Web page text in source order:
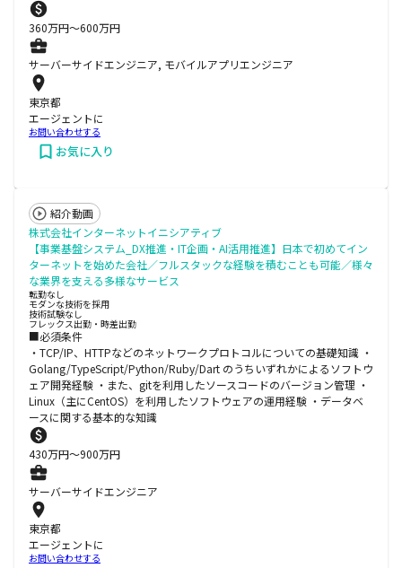
360万円〜600万円
サーバーサイドエンジニア, モバイルアプリエンジニア
東京都
エージェントに
お問い合わせする
お気に入り
紹介動画
株式会社インターネットイニシアティブ
【事業基盤システム_DX推進・IT企画・AI活用推進】日本で初めてイン
ターネットを始めた会社／フルスタックな経験を積むことも可能／様々
な業界を支える多様なサービス
転勤なし
モダンな技術を採用
技術試験なし
フレックス出勤・時差出勤
■必須条件
・TCP/IP、HTTPなどのネットワークプロトコルについての基礎知識 ・
Golang/TypeScript/Python/Ruby/Dart のうちいずれかによるソフトウ
ェア開発経験 ・また、gitを利用したソースコードのバージョン管理 ・
Linux（主にCentOS）を利用したソフトウェアの運用経験 ・データベ
ースに関する基本的な知識
430万円〜900万円
サーバーサイドエンジニア
東京都
エージェントに
お問い合わせする